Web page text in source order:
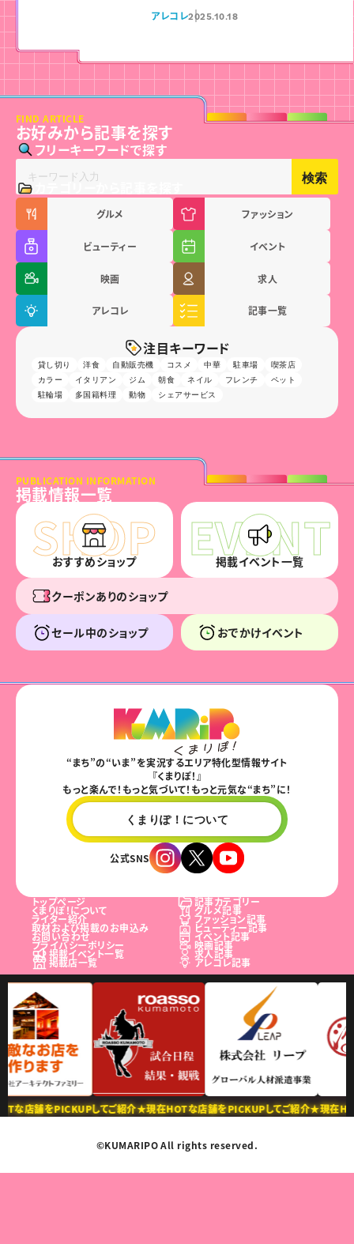
アレコレ2025.10.18
FIND ARTICLE
お好みから記事を探す
フリーキーワードで探す
検索
カテゴリーから記事を探す
グルメ ファッション
ビューティー イベント
映画 求人
アレコレ 記事一覧
注目キーワード
貸し切り 洋食 自動販売機 コスメ 中華 駐車場
喫茶店
カラー
イタリアン ジム 朝食 ネイル フレンチ
ペット
駐輪場
多国籍料理 動物 シェアサービス
PUBLICATION INFORMATION
掲載情報一覧
おすすめショップ 掲載イベント一覧
クーポンありのショップ
セール中のショップ おでかけイベント
“まち”の“いま”を実況するエリア特化型情報サイト
『くまりぽ！』
もっと楽んで！もっと気づいて！もっと元気な“まち”に！
くまりぽ！について
公式SNS
トップページ 記事カテゴリー
くまりぽ！について グルメ記事
ライター紹介 ファッション記事
取材および掲載のお申込み ビューティー記事
お問い合わせ イベント記事
プライバシーポリシー 映画記事
掲載イベント一覧 求人記事
掲載店一覧 アレコレ記事
をPICKUPしてご紹介★現在HOTな店舗をPICKUPしてご紹介★現在HOTな店
©KUMARIPO All rights reserved.